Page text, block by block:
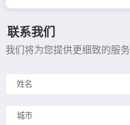
联系我们
我们将为您提供更细致的服务